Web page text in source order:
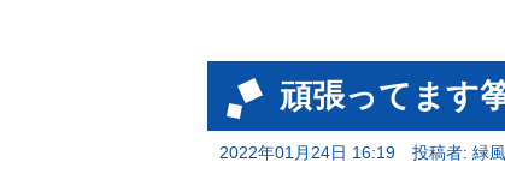
頑張ってます
2022年01月24日 16:19 投稿者: 緑